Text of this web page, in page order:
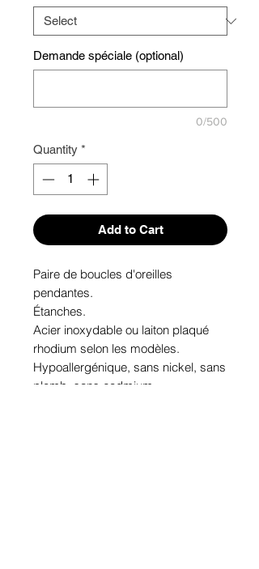
Demande spéciale (optional)
0/500
Quantity *
Add to Cart
Paire de boucles d'oreilles
pendantes.
Étanches.
Acier inoxydable ou laiton plaqué
rhodium selon les modèles.
Hypoallergénique, sans nickel, sans
plomb, sans cadmium.